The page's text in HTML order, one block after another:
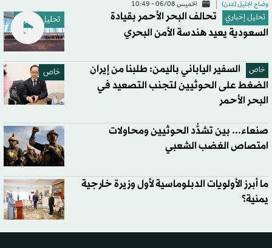
وضاح الجليل (عدن) الخميس 06/08 - 10:49
تحليل إخباري تحليل إخباري
تحالف البحر الأحمر بقيادة
السعودية يعيد هندسة الأمن البحري
خاص خاص
السفير الياباني باليمن: طلبنا من إيران
الضغط على الحوثيين لتجنب التصعيد في
البحر الأحمر
صنعاء... بين تشدُّد الحوثيين ومحاولات
امتصاص الغضب الشعبي
ما أبرز الأولويات الدبلوماسية لأول وزيرة خارجية
يمنية؟